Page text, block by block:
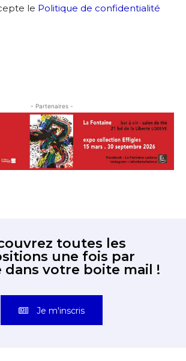
termes et conditions
le Politique de confidentialité
- Partenaires -
toutes les
une fois par
dans votre boite mail !
Je m'inscris